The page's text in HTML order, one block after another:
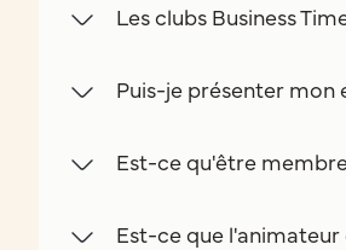
Les clubs Business
Puis-je présenter mon
Est-ce qu'être
Est-ce que l'animateur